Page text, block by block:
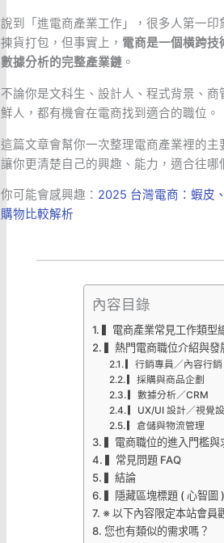
說到「進電商產業工作」，很多人第一
揀貨打包，但事實上， 電商是一個橫跨技
數據分析的完整產業鏈 。
不論你是文科生、設計人、程式背景、
鮮人，都有機會在電商找到適合的職位。
這篇文章會幫你一次整理電商產業裡的主
讓你更清楚自己的興趣、能力，適合往哪
你可能會感興趣： 2025 台灣電商：蝦皮
購物比較解析
內容目錄
▍電商產業常見工作類型
▍熱門電商職位介紹與發
▎行銷專員／內容行銷
▎採購與商品企劃
▎數據分析／CRM
▎UX/UI 設計／視覺
▎倉儲與物流管理
▍電商職位的進入門檻與
▍常見問題 FAQ
▍結論
▍隱藏區塊標題 ( 心智圖 )
※ 以下內容限定本站會員
您也有類似的需求嗎？